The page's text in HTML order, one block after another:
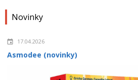
Novinky
17.04.2026
Asmodee (novinky)